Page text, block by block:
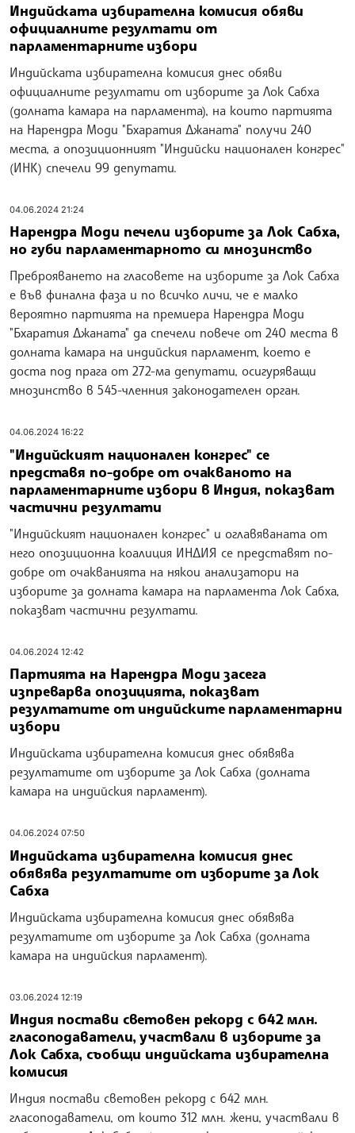
Индийската избирателна комисия обяви
официалните резултати от
парламентарните избори
Индийската избирателна комисия днес обяви
официалните резултати от изборите за Лок Сабха
(долната камара на парламента), на които партията
на Нарендра Моди "Бхаратия Джаната" получи 240
места, а опозиционният "Индийски национален конгрес"
(ИНК) спечели 99 депутати.
04.06.2024 21:24
Нарендра Моди печели изборите за Лок Сабха,
но губи парламентарното си мнозинство
Преброяването на гласовете на изборите за Лок Сабха
е във финална фаза и по всичко личи, че е малко
вероятно партията на премиера Нарендра Моди
"Бхаратия Джаната" да спечели повече от 240 места в
долната камара на индийския парламент, което е
доста под прага от 272-ма депутати, осигуряващи
мнозинство в 545-членния законодателен орган.
04.06.2024 16:22
"Индийският национален конгрес" се
представя по-добре от очакваното на
парламентарните избори в Индия, показват
частични резултати
"Индийският национален конгрес" и оглавяваната от
него опозиционна коалиция ИНДИЯ се представят по-
добре от очакванията на някои анализатори на
изборите за долната камара на парламента Лок Сабха,
показват частични резултати.
04.06.2024 12:42
Партията на Нарендра Моди засега
изпреварва опозицията, показват
резултатите от индийските парламентарни
избори
Индийската избирателна комисия днес обявява
резултатите от изборите за Лок Сабха (долната
камара на индийския парламент).
04.06.2024 07:50
Индийската избирателна комисия днес
обявява резултатите от изборите за Лок
Сабха
Индийската избирателна комисия днес обявява
резултатите от изборите за Лок Сабха (долната
камара на индийския парламент).
03.06.2024 12:19
Индия постави световен рекорд с 642 млн.
гласоподаватели, участвали в изборите за
Лок Сабха, съобщи индийската избирателна
комисия
Индия постави световен рекорд с 642 млн.
гласоподаватели, от които 312 млн. жени, участвали в